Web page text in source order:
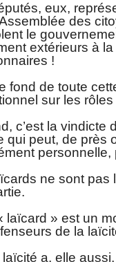
eux,
des
le
extérieurs à
!
fond de toute
sur les
c’est la vindicte
qui peut, de près
personnelle,
ne sont pas
laïcard » est un
de la
laïcité a, elle